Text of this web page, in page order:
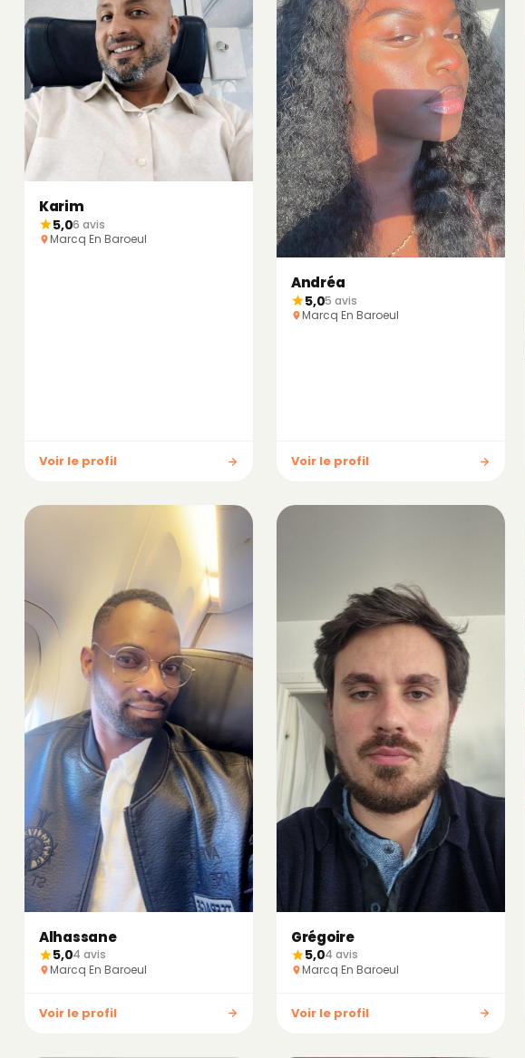
Karim
5,06 avis
Marcq En Baroeul
Voir le profil
Andréa
5,05 avis
Marcq En Baroeul
Voir le profil
Alhassane
5,04 avis
Marcq En Baroeul
Voir le profil
Grégoire
5,04 avis
Marcq En Baroeul
Voir le profil